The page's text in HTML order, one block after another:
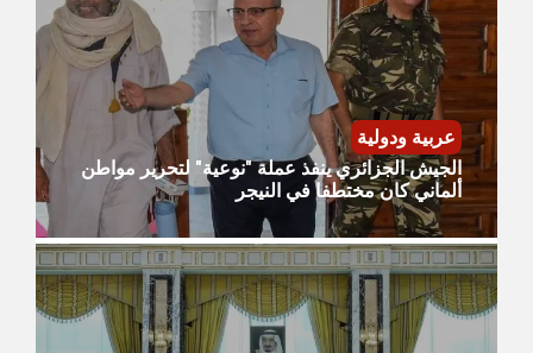
عربية ودولية
الجيش الجزائري ينفذ عملة "نوعية" لتحرير مواطن
ألماني كان مختطفا في النيجر